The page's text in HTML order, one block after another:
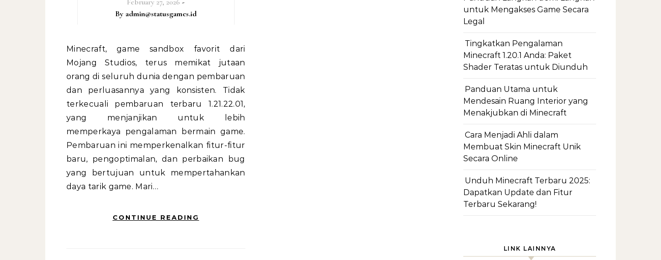
By admin@statusgames.id
Minecraft, game sandbox favorit dari
Mojang Studios, terus memikat jutaan
orang di seluruh dunia dengan pembaruan
dan perluasannya yang konsisten. Tidak
terkecuali pembaruan terbaru 1.21.22.01,
yang menjanjikan untuk lebih
memperkaya pengalaman bermain game.
Pembaruan ini memperkenalkan fitur-fitur
baru, pengoptimalan, dan perbaikan bug
yang bertujuan untuk mempertahankan
daya tarik game. Mari…
CONTINUE READING
untuk Mengakses Game Secara
Legal
Tingkatkan Pengalaman
Minecraft 1.20.1 Anda: Paket
Shader Teratas untuk Diunduh
Panduan Utama untuk
Mendesain Ruang Interior yang
Menakjubkan di Minecraft
Cara Menjadi Ahli dalam
Membuat Skin Minecraft Unik
Secara Online
Unduh Minecraft Terbaru 2025:
Dapatkan Update dan Fitur
Terbaru Sekarang!
LINK LAINNYA